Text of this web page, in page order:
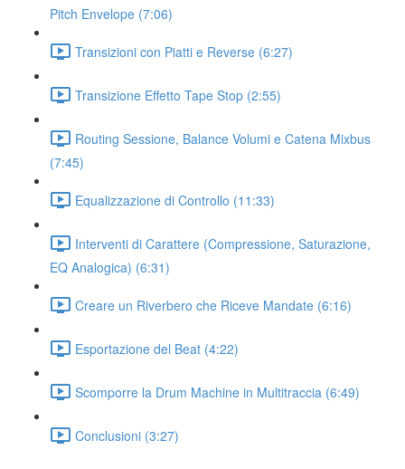
Pitch Envelope (7:06)
Transizioni con Piatti e Reverse (6:27)
Transizione Effetto Tape Stop (2:55)
Routing Sessione, Balance Volumi e Catena Mixbus
(7:45)
Equalizzazione di Controllo (11:33)
Interventi di Carattere (Compressione, Saturazione,
EQ Analogica) (6:31)
Creare un Riverbero che Riceve Mandate (6:16)
Esportazione del Beat (4:22)
Scomporre la Drum Machine in Multitraccia (6:49)
Conclusioni (3:27)